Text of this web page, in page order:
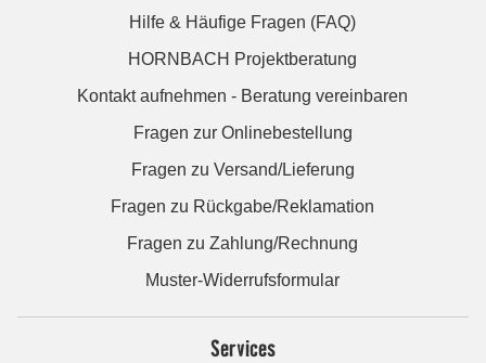
Hilfe & Häufige Fragen (FAQ)
HORNBACH Projektberatung
Kontakt aufnehmen - Beratung vereinbaren
Fragen zur Onlinebestellung
Fragen zu Versand/Lieferung
Fragen zu Rückgabe/Reklamation
Fragen zu Zahlung/Rechnung
Muster-Widerrufsformular
Services